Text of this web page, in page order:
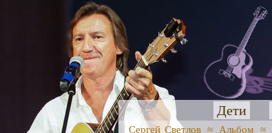
Дети
Сергей Светлов ≈ Альбом ≈